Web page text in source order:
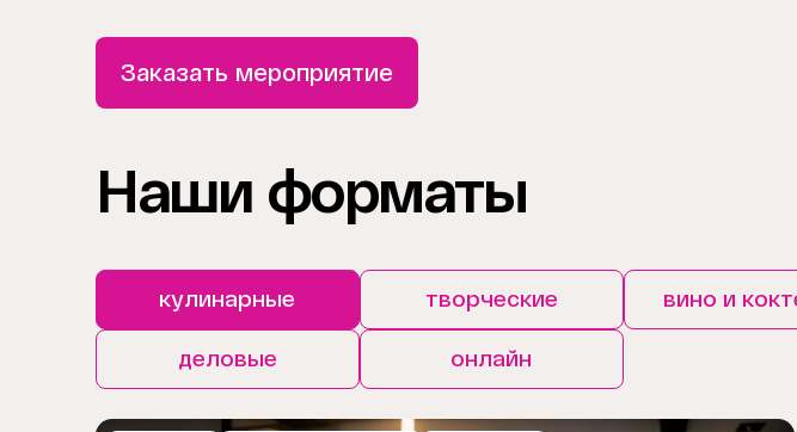
Заказать мероприятие
Наши форматы
кулинарные творческие вино и
деловые онлайн